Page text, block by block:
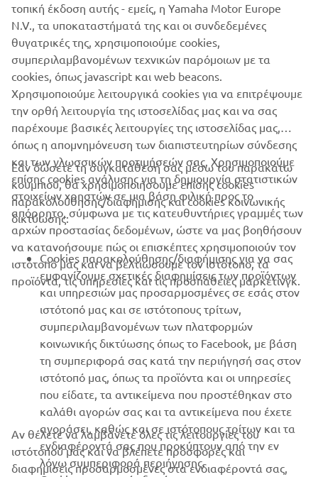
Συνεχίζουμε δυνατά και πάμε ακόμα πιο ψηλά!
ΣΑΣ ΕΥΧΑΡΙΣΤΟΥΜΕ
#yamahakeepsdistance #yamahakeepssafe
#safetorace
ΕΤΑΙΡΕΊΑ
B2B
ΠΕΡΙΣΣΌΤΕΡΑ YAMAHA
SUPPORT
ΕΝΗΜΕΡΩΤΙΚΟ ΔΕΛΤΙΟ
Γίνετε ο πρώτος που θα μάθετε για τις τελευταίες προσφορές, τις
ειδικές εκδηλώσεις, τις νέες κυκλοφορίες και πολλά άλλα
τοπική έκδοση αυτής - εμείς, η Yamaha Motor Europe
N.V., τα υποκαταστήματά της και οι συνδεδεμένες
θυγατρικές της, χρησιμοποιούμε cookies,
συμπεριλαμβανομένων τεχνικών παρόμοιων με τα
cookies, όπως javascript και web beacons.
Χρησιμοποιούμε λειτουργικά cookies για να επιτρέψουμε
την ορθή λειτουργία της ιστοσελίδας μας και να σας
παρέχουμε βασικές λειτουργίες της ιστοσελίδας μας,
όπως η απομνημόνευση των διαπιστευτηρίων σύνδεσης
και των γλωσσικών προτιμήσεών σας. Χρησιμοποιούμε
επίσης cookies ανάλυσης για τη δημιουργία στατιστικών
στοιχείων χρηστών σε μια βάση φιλική προς το
απόρρητο, σύμφωνα με τις κατευθυντήριες γραμμές των
αρχών προστασίας δεδομένων, ώστε να μας βοηθήσουν
να κατανοήσουμε πώς οι επισκέπτες χρησιμοποιούν τον
ιστότοπό μας και να βελτιώσουμε τον ιστότοπο, τα
προϊόντα, τις υπηρεσίες και τις προσπάθειες μάρκετινγκ.
Εάν δώσετε τη συγκατάθεσή σας μέσω του παρακάτω
κουμπιού, θα χρησιμοποιήσουμε επίσης cookies
παρακολούθησης/διαφήμισης και cookies κοινωνικής
δικτύωσης:
Cookies παρακολούθησης/διαφήμισης για να σας
εμφανίζουμε σχετικές διαφημίσεις των προϊόντων
και υπηρεσιών μας προσαρμοσμένες σε εσάς στον
ιστότοπό μας και σε ιστότοπους τρίτων,
συμπεριλαμβανομένων των πλατφορμών
κοινωνικής δικτύωσης όπως το Facebook, με βάση
τη συμπεριφορά σας κατά την περιήγησή σας στον
ιστότοπό μας, όπως τα προϊόντα και οι υπηρεσίες
που είδατε, τα αντικείμενα που προστέθηκαν στο
καλάθι αγορών σας και τα αντικείμενα που έχετε
αγοράσει, καθώς και σε ιστότοπους τρίτων και τα
ενδιαφέροντά σας που προκύπτουν από την εν
λόγω συμπεριφορά περιήγησης.
Αν θέλετε να λαμβάνετε όλες τις λειτουργίες του
ιστότοπού μας και να βλέπετε προσφορές και
διαφημίσεις προσαρμοσμένες στα ενδιαφέροντά σας,